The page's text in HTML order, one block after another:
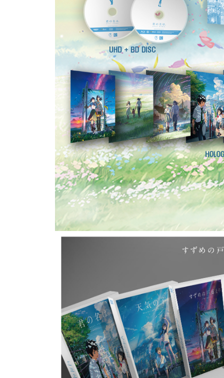
「날씨의 아이」 레시피 영상 (55초)
씬스틸러 매력 모먼트 (1분 36초)
코믹 콘 (3분 32초)
- 예고편 모음
- 예고편 1 (1분 2초)
- 예고편 2 (2분 2초)
- 예고편 3 (32초)
- 예고편 4 (1분 21초)
- IMAX용 예고편 (40초)
- TV용 예고편 (6분 26초)
- 신카이 마코토 필모그래피 (12분 58초)
<스즈메의 문단속> 4K+BD
화 면 방 식
- 4K : Resolution: Upscaled 4K (2160p), Aspect
- BD : Resolution: 1080p FullHD, Aspect ratio:
- Korean, Japanese SDH, English
부가영상
*부가영상 한글자막 지원